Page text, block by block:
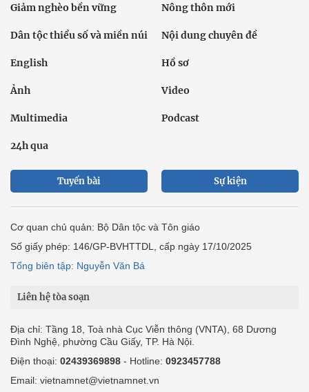
Giảm nghèo bền vững Nông thôn mới
Dân tộc thiểu số và miền núi Nội dung chuyên đề
English Hồ sơ
Ảnh Video
Multimedia Podcast
24h qua
Tuyến bài Sự kiện
Cơ quan chủ quản: Bộ Dân tộc và Tôn giáo
Số giấy phép: 146/GP-BVHTTDL, cấp ngày 17/10/2025
Tổng biên tập: Nguyễn Văn Bá
Liên hệ tòa soạn
Địa chỉ: Tầng 18, Toà nhà Cục Viễn thông (VNTA), 68 Dương
Đình Nghệ, phường Cầu Giấy, TP. Hà Nội.
Điện thoại: 02439369898 - Hotline: 0923457788
Email: vietnamnet@vietnamnet.vn